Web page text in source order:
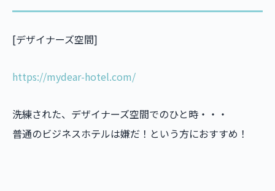
[デザイナーズ空間]
https://mydear-hotel.com/
洗練された、デザイナーズ空間でのひと時・・・
普通のビジネスホテルは嫌だ！という方におすすめ！